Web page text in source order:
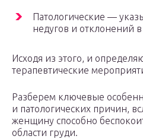
Патологические —
недугов и отклонений
Исходя из этого, и
терапевтические
Разберем ключевые
и патологических причин,
женщину способно
области груди.